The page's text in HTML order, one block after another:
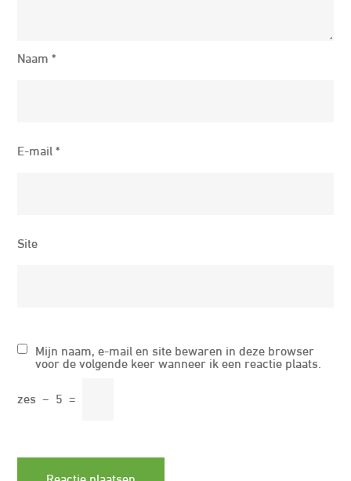
Naam*
E-mail*
Site
Mijn naam, e-mail en site bewaren in deze browser
voor de volgende keer wanneer ik een reactie plaats.
zes − 5 =